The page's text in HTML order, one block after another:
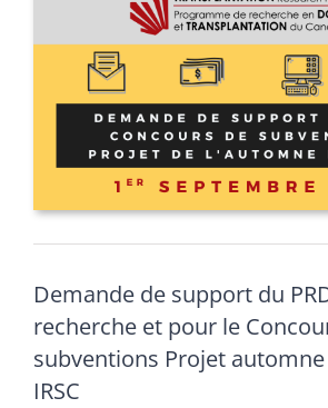
Demande de support du
recherche et pour le
subventions Projet automne
IRSC